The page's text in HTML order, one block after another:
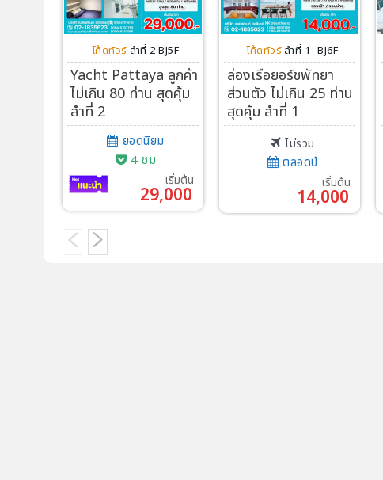
โปรไฟไหม้
ทัวร์ในประเทศ
จัดกรุ๊ปในประเทศ
เรือเจ้าพระยา
บริการอื่นๆ
ติดต่อเรา
โค้ดทัวร์ ลำที่ 2 BJ5F
Yacht Pattaya ลูกค้า
ไม่เกิน 80 ท่าน สุดคุ้ม
ลำที่ 2
ยอดนิยม
4 ชม
เริ่มต้น
29,000
โค้ดทัวร์ ลำที่ 1- BJ6F
ล่องเรือยอร์ชพัทยา
ส่วนตัว ไม่เกิน 25 ท่าน
สุดคุ้ม ลำที่ 1
ไม่รวม
ตลอดปี
เริ่มต้น
14,000